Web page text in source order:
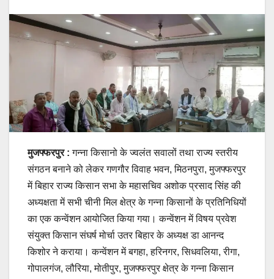
मुजफ्फरपुर :गन्ना किसानो के ज्वलंत सवालों तथा राज्य स्तरीय
संगठन बनाने को लेकर गणगौर विवाह भवन, मिठनपुरा, मुजफ्फरपुर
में बिहार राज्य किसान सभा के महासचिव अशोक प्रसाद सिंह की
अध्यक्षता में सभी चीनी मिल क्षेत्र के गन्ना किसानों के प्रतिनिधियों
का एक कन्वेंशन आयोजित किया गया। कन्वेंशन में विषय प्रवेश
संयुक्त किसान संघर्ष मोर्चा उतर बिहार के अध्यक्ष डा आनन्द
किशोर ने कराया। कन्वेंशन में बगहा, हरिनगर, सिधवलिया, रीगा,
गोपालगंज, लौरिया, मोतीपुर, मुजफ्फरपुर क्षेत्र के गन्ना किसान